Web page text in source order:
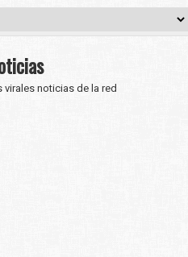
virales noticias de la red